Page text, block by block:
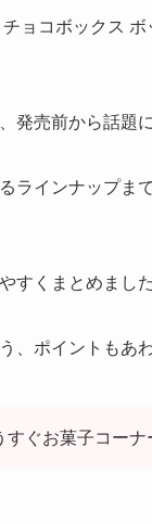
ョコボックス
発売前から話題
ラインナップま
すくまとめました
、ポイントもあ
ぐお菓子コーナ